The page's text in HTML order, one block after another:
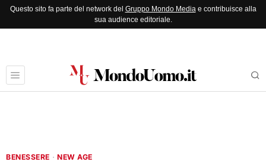
Questo sito fa parte del network del Gruppo Mondo Mediae contribuisce alla
sua audience editoriale.
BENESSERE · NEW AGE